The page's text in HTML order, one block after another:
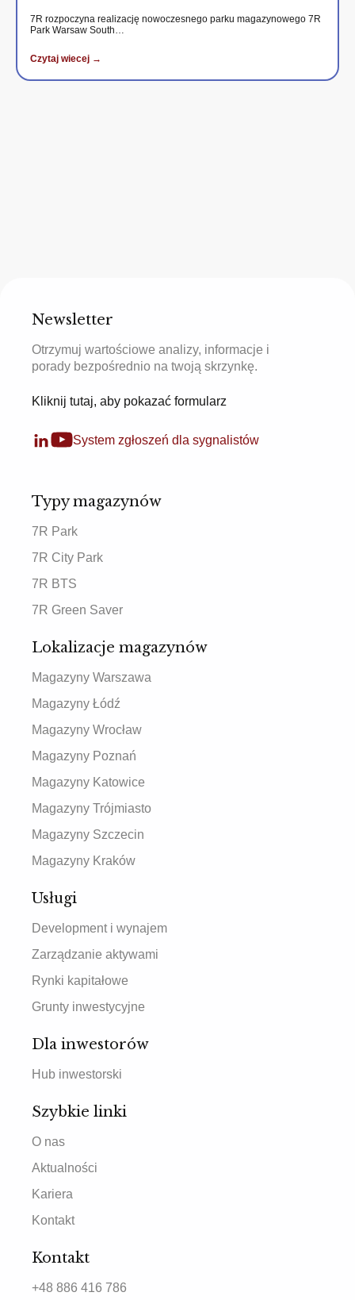
7R rozpoczyna realizację nowoczesnego parku magazynowego 7R
Park Warsaw South…
Czytaj wiecej →
Newsletter
Otrzymuj wartościowe analizy, informacje i
porady bezpośrednio na twoją skrzynkę.
Kliknij tutaj, aby pokazać formularz
System zgłoszeń dla sygnalistów
Typy magazynów
7R Park
7R City Park
7R BTS
7R Green Saver
Lokalizacje magazynów
Magazyny Warszawa
Magazyny Łódź
Magazyny Wrocław
Magazyny Poznań
Magazyny Katowice
Magazyny Trójmiasto
Magazyny Szczecin
Magazyny Kraków
Usługi
Development i wynajem
Zarządzanie aktywami
Rynki kapitałowe
Grunty inwestycyjne
Dla inwestorów
Hub inwestorski
Szybkie linki
O nas
Aktualności
Kariera
Kontakt
Kontakt
+48 886 416 786